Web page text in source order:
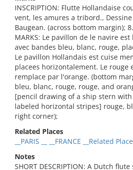
INSCRIPTION: Flutte Hollandaise
vent, les amures a tribord.,
Baugean. (across bottom margin);
MARKS: Le pavillon de le navire
avec bandes bleu, blanc, rouge,
Le pavillon Hollandais est cuise
placees horizontalement. Le rouge
remplace par l'orange. (bottom
bleu, blanc, rouge, rouge, and
[pencil drawing of a ship stern
labeled horizontal stripes] rouge,
right corner);
Related Places
__PARIS __ __FRANCE __Related Place
Notes
SHORT DESCRIPTION: A Dutch